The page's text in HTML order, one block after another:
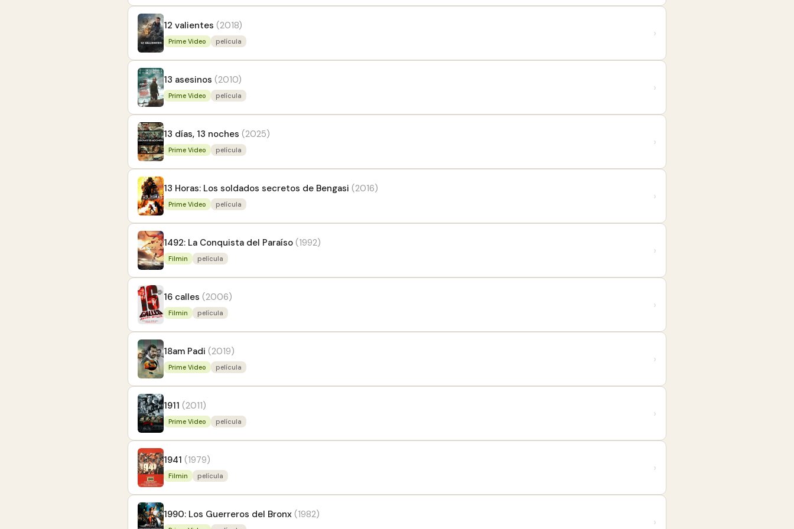
12 valientes (2018)
Prime Video película
›
13 asesinos (2010)
Prime Video película
›
13 días, 13 noches (2025)
Prime Video película
›
13 Horas: Los soldados secretos de Bengasi (2016)
Prime Video película
›
1492: La Conquista del Paraíso (1992)
Filmin película
›
16 calles (2006)
Filmin película
›
18am Padi (2019)
Prime Video película
›
1911 (2011)
Prime Video película
›
1941 (1979)
Filmin película
›
1990: Los Guerreros del Bronx (1982)
›